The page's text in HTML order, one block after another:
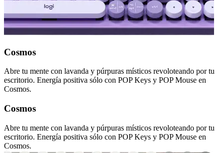
Cosmos
Abre tu mente con lavanda y púrpuras místicos revoloteando por tu
escritorio. Energía positiva sólo con POP Keys y POP Mouse en
Cosmos.
Cosmos
Abre tu mente con lavanda y púrpuras místicos revoloteando por tu
escritorio. Energía positiva sólo con POP Keys y POP Mouse en
Cosmos.